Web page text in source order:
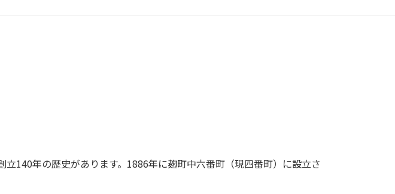
140年の歴史があります。1886年に麹町中六番町（現四番町）に設立さ